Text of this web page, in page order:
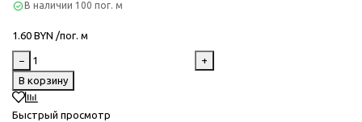
В наличии 100 пог. м
1.60 BYN /пог. м
−
+
В корзину
Быстрый просмотр